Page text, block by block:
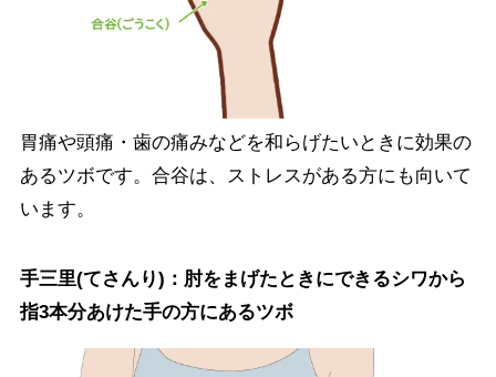
胃痛や頭痛・歯の痛みなどを和らげたいときに効果の
あるツボです。合谷は、ストレスがある方にも向いて
います。
手三里(てさんり)：肘をまげたときにできるシワから
指3本分あけた手の方にあるツボ